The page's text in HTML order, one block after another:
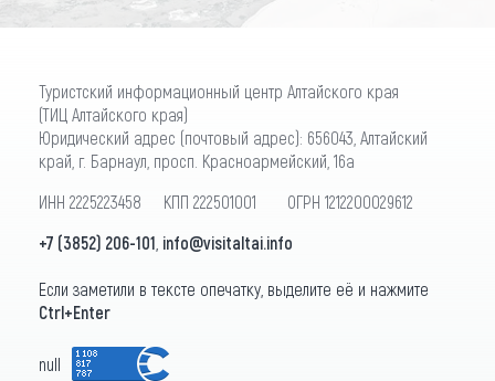
Туристский информационный центр Алтайского края
(ТИЦ Алтайского края)
Юридический адрес (почтовый адрес): 656043, Алтайский
край, г. Барнаул, просп. Красноармейский, 16а
ИНН 2225223458 КПП 222501001 ОГРН 1212200029612
+7 (3852) 206-101 info@visitaltai.info
Если заметили в тексте опечатку, выделите её и нажмите
Ctrl+Enter
null